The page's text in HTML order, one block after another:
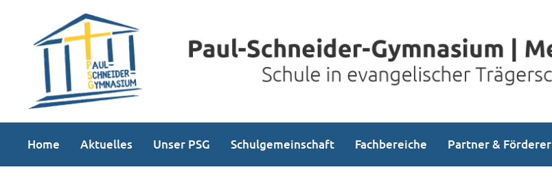
Home Aktuelles Unser PSG Schulgemeinschaft Fachbereiche Partner & Förderer